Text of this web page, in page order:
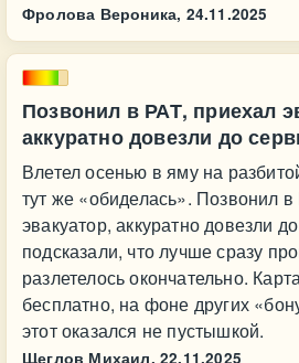
Фролова Вероника, 24.11.2025
Позвонил в РАТ, приехал
аккуратно довезли до
Влетел осенью в яму на
тут же «обиделась». Позвонил
эвакуатор, аккуратно довезли
подсказали, что лучше сразу
разлетелось окончательно.
бесплатно, на фоне других
этот оказался не пустышкой.
Щеглов Михаил, 22.11.2025